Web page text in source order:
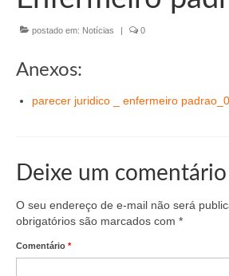
Conselheiros e Diretoria
Câmaras Técnicas
Carta de Serviços ao
Transparência e Prestação
Eleições 2023
postado em: Notícias | 0
Anexos:
parecer juridico _ enfermeiro
Deixe um comentário
O seu endereço de e-mail não será
obrigatórios são marcados com *
Comentário *